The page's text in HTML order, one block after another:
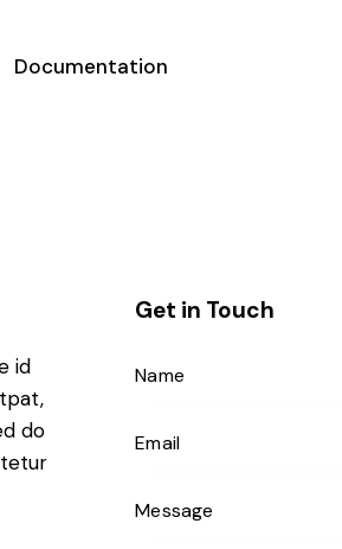
Documentation
id
do
Get in Touch